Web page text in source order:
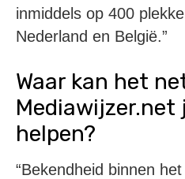
inmiddels op 400
Nederland en België.”
Waar kan het
Mediawijzer.net
helpen?
“Bekendheid binnen